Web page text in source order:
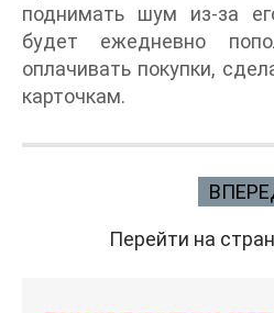
поднимать шум из-за
будет ежедневно
оплачивать покупки,
карточкам.
Перейти на